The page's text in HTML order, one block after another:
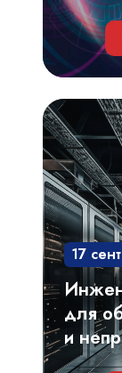
и
IT-
решения
для
и
работы
ЦОД
17
для
и